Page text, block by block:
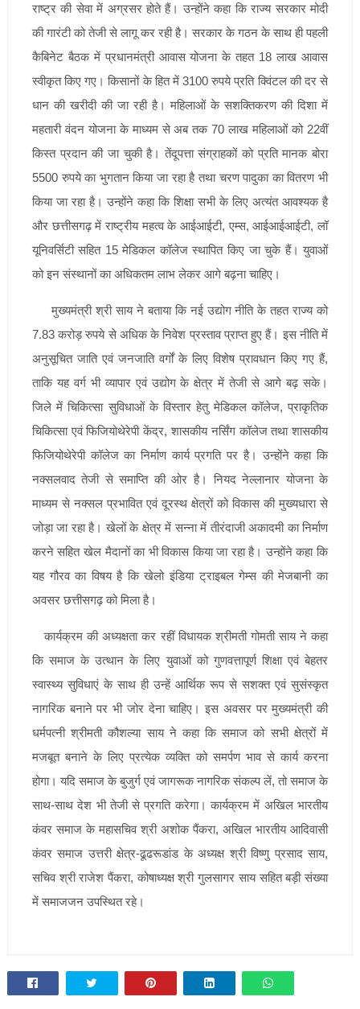
राष्ट्र की सेवा में अग्रसर होते हैं। उन्होंने कहा कि राज्य सरकार मोदी
की गारंटी को तेजी से लागू कर रही है। सरकार के गठन के साथ ही पहली
कैबिनेट बैठक में प्रधानमंत्री आवास योजना के तहत 18 लाख आवास
स्वीकृत किए गए। किसानों के हित में 3100 रुपये प्रति क्विंटल की दर से
धान की खरीदी की जा रही है। महिलाओं के सशक्तिकरण की दिशा में
महतारी वंदन योजना के माध्यम से अब तक 70 लाख महिलाओं को 22वीं
किस्त प्रदान की जा चुकी है। तेंदूपत्ता संग्राहकों को प्रति मानक बोरा
5500 रुपये का भुगतान किया जा रहा है तथा चरण पादुका का वितरण भी
किया जा रहा है। उन्होंने कहा कि शिक्षा सभी के लिए अत्यंत आवश्यक है
और छत्तीसगढ़ में राष्ट्रीय महत्व के आईआईटी, एम्स, आईआईआईटी, लॉ
यूनिवर्सिटी सहित 15 मेडिकल कॉलेज स्थापित किए जा चुके हैं। युवाओं
को इन संस्थानों का अधिकतम लाभ लेकर आगे बढ़ना चाहिए।
मुख्यमंत्री श्री साय ने बताया कि नई उद्योग नीति के तहत राज्य को
7.83 करोड़ रुपये से अधिक के निवेश प्रस्ताव प्राप्त हुए हैं। इस नीति में
अनुसूचित जाति एवं जनजाति वर्गों के लिए विशेष प्रावधान किए गए हैं,
ताकि यह वर्ग भी व्यापार एवं उद्योग के क्षेत्र में तेजी से आगे बढ़ सके।
जिले में चिकित्सा सुविधाओं के विस्तार हेतु मेडिकल कॉलेज, प्राकृतिक
चिकित्सा एवं फिजियोथेरेपी केंद्र, शासकीय नर्सिंग कॉलेज तथा शासकीय
फिजियोथेरेपी कॉलेज का निर्माण कार्य प्रगति पर है। उन्होंने कहा कि
नक्सलवाद तेजी से समाप्ति की ओर है। नियद नेल्लानार योजना के
माध्यम से नक्सल प्रभावित एवं दूरस्थ क्षेत्रों को विकास की मुख्यधारा से
जोड़ा जा रहा है। खेलों के क्षेत्र में सन्ना में तीरंदाजी अकादमी का निर्माण
करने सहित खेल मैदानों का भी विकास किया जा रहा है। उन्होंने कहा कि
यह गौरव का विषय है कि खेलो इंडिया ट्राइबल गेम्स की मेजबानी का
अवसर छत्तीसगढ़ को मिला है।
कार्यक्रम की अध्यक्षता कर रहीं विधायक श्रीमती गोमती साय ने कहा
कि समाज के उत्थान के लिए युवाओं को गुणवत्तापूर्ण शिक्षा एवं बेहतर
स्वास्थ्य सुविधाएं के साथ ही उन्हें आर्थिक रूप से सशक्त एवं सुसंस्कृत
नागरिक बनाने पर भी जोर देना चाहिए। इस अवसर पर मुख्यमंत्री की
धर्मपत्नी श्रीमती कौशल्या साय ने कहा कि समाज को सभी क्षेत्रों में
मजबूत बनाने के लिए प्रत्येक व्यक्ति को समर्पण भाव से कार्य करना
होगा। यदि समाज के बुजुर्ग एवं जागरूक नागरिक संकल्प लें, तो समाज के
साथ-साथ देश भी तेजी से प्रगति करेगा। कार्यक्रम में अखिल भारतीय
कंवर समाज के महासचिव श्री अशोक पैंकरा, अखिल भारतीय आदिवासी
कंवर समाज उत्तरी क्षेत्र-ढूढरूडांड के अध्यक्ष श्री विष्णु प्रसाद साय,
सचिव श्री राजेश पैंकरा, कोषाध्यक्ष श्री गुलसागर साय सहित बड़ी संख्या
में समाजजन उपस्थित रहे।